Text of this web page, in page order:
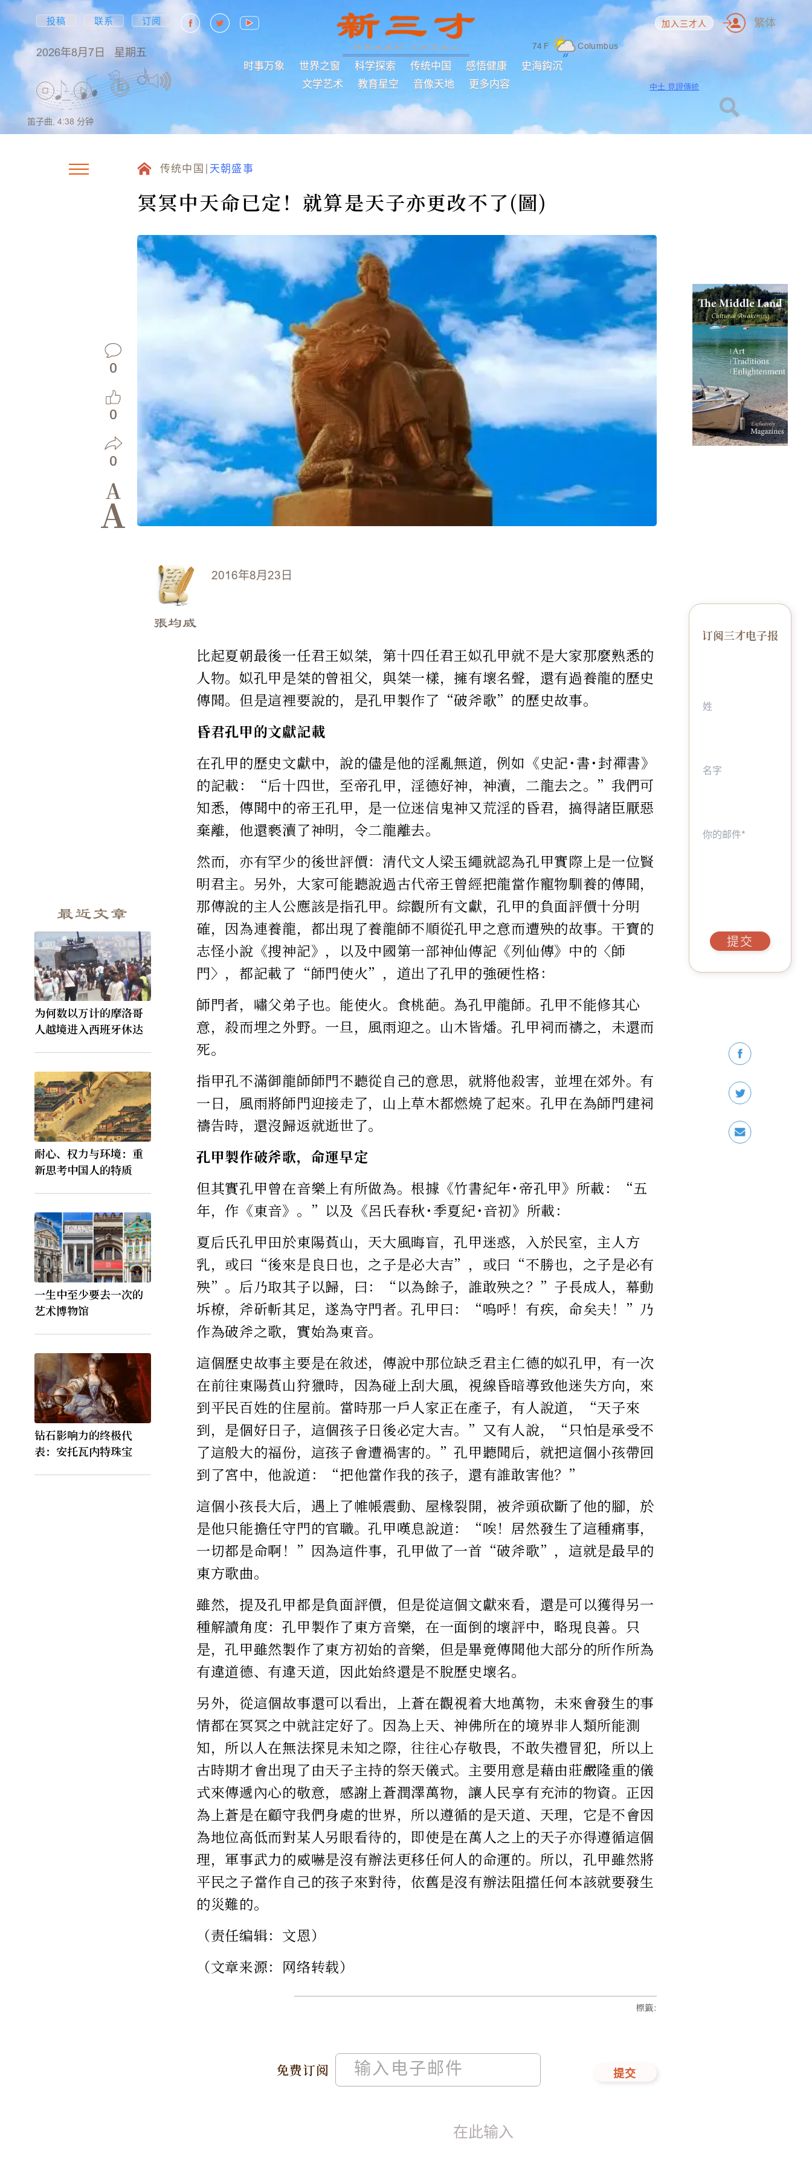
投稿 联系 订阅
2026年8月7日 星期五 74 F Columbus
时事万象 世界之窗 科学探索 传统中国 感悟健康
史海鈎沉
文学艺术
教育星空 音像天地 更多内容
加入三才人 繁体
中土 見證傳統
笛子曲, 4:38 分钟
传统中国 天朝盛事
冥冥中天命已定！就算是天子亦更改不了(圖)
0
0
0
A
A
最近文章
为何数以万计的摩洛哥
人越境进入西班牙休达
耐心、权力与环境：重
新思考中国人的特质
一生中至少要去一次的
艺术博物馆
钻石影响力的终极代
表：安托瓦内特珠宝
2016年8月23日
張均威
比起夏朝最後一任君王姒桀，第十四任君王姒孔甲就不是大家那麼熟悉的
人物。姒孔甲是桀的曾祖父，與桀一樣，擁有壞名聲，還有過養龍的歷史
傳聞。但是這裡要說的，是孔甲製作了“破斧歌”的歷史故事。
昏君孔甲的文獻記載
在孔甲的歷史文獻中，說的儘是他的淫亂無道，例如《史記･書･封禪書》
的記載：“后十四世，至帝孔甲，淫德好神，神瀆，二龍去之。”我們可
知悉，傳聞中的帝王孔甲，是一位迷信鬼神又荒淫的昏君，搞得諸臣厭惡
棄離，他還褻瀆了神明，令二龍離去。
然而，亦有罕少的後世評價：清代文人梁玉繩就認為孔甲實際上是一位賢
明君主。另外，大家可能聽說過古代帝王曾經把龍當作寵物馴養的傳聞，
那傳說的主人公應該是指孔甲。綜觀所有文獻，孔甲的負面評價十分明
確，因為連養龍，都出現了養龍師不順從孔甲之意而遭殃的故事。干寶的
志怪小說《搜神記》，以及中國第一部神仙傳記《列仙傳》中的〈師
門〉，都記載了“師門使火”，道出了孔甲的強硬性格：
師門者，嘯父弟子也。能使火。食桃葩。為孔甲龍師。孔甲不能修其心
意，殺而埋之外野。一旦，風雨迎之。山木皆燔。孔甲祠而禱之，未還而
死。
指甲孔不滿御龍師師門不聽從自己的意思，就將他殺害，並埋在郊外。有
一日，風雨將師門迎接走了，山上草木都燃燒了起來。孔甲在為師門建祠
禱告時，還沒歸返就逝世了。
孔甲製作破斧歌，命運早定
但其實孔甲曾在音樂上有所做為。根據《竹書紀年･帝孔甲》所載：“五
年，作《東音》。”以及《呂氏春秋･季夏紀･音初》所載：
夏后氏孔甲田於東陽萯山，天大風晦盲，孔甲迷惑，入於民室，主人方
乳，或曰“後來是良日也，之子是必大吉”，或曰“不勝也，之子是必有
殃”。后乃取其子以歸，曰：“以為餘子，誰敢殃之？”子長成人，幕動
坼橑，斧斫斬其足，遂為守門者。孔甲曰：“嗚呼！有疾，命矣夫！”乃
作為破斧之歌，實始為東音。
這個歷史故事主要是在敘述，傳說中那位缺乏君主仁德的姒孔甲，有一次
在前往東陽萯山狩獵時，因為碰上刮大風，視線昏暗導致他迷失方向，來
到平民百姓的住屋前。當時那一戶人家正在產子，有人說道，“天子來
到，是個好日子，這個孩子日後必定大吉。”又有人說，“只怕是承受不
了這般大的福份，這孩子會遭禍害的。”孔甲聽聞后，就把這個小孩帶回
到了宮中，他說道：“把他當作我的孩子，還有誰敢害他？”
這個小孩長大后，遇上了帷帳震動、屋椽裂開，被斧頭砍斷了他的腳，於
是他只能擔任守門的官職。孔甲嘆息說道：“唉！居然發生了這種痛事，
一切都是命啊！”因為這件事，孔甲做了一首“破斧歌”，這就是最早的
東方歌曲。
雖然，提及孔甲都是負面評價，但是從這個文獻來看，還是可以獲得另一
種解讀角度：孔甲製作了東方音樂，在一面倒的壞評中，略現良善。只
是，孔甲雖然製作了東方初始的音樂，但是畢竟傳聞他大部分的所作所為
有違道德、有違天道，因此始終還是不脫歷史壞名。
另外，從這個故事還可以看出，上蒼在觀視着大地萬物，未來會發生的事
情都在冥冥之中就註定好了。因為上天、神佛所在的境界非人類所能測
知，所以人在無法探見未知之際，往往心存敬畏，不敢失禮冒犯，所以上
古時期才會出現了由天子主持的祭天儀式。主要用意是藉由莊嚴隆重的儀
式來傳遞內心的敬意，感謝上蒼潤澤萬物，讓人民享有充沛的物資。正因
為上蒼是在顧守我們身處的世界，所以遵循的是天道、天理，它是不會因
為地位高低而對某人另眼看待的，即使是在萬人之上的天子亦得遵循這個
理，軍事武力的威嚇是沒有辦法更移任何人的命運的。所以，孔甲雖然將
平民之子當作自己的孩子來對待，依舊是沒有辦法阻擋任何本該就要發生
的災難的。
（责任编辑：文恩）
（文章来源：网络转载）
免费订阅 提交
標籤:
订阅三才电子报
提交